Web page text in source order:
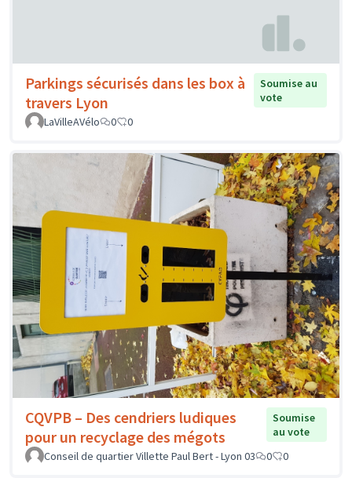
Parkings sécurisés dans les box à
travers Lyon
Soumise au
vote
LaVilleAVélo
0 0
CQVPB – Des cendriers ludiques
pour un recyclage des mégots
Soumise
au vote
Conseil de quartier Villette Paul Bert - Lyon 03
0 0